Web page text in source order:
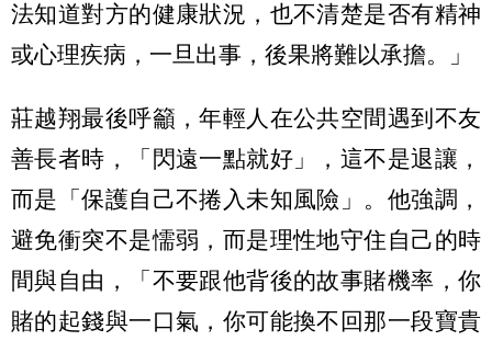
法知道對方的健康狀況，也不清楚是否有精神
或心理疾病，一旦出事，後果將難以承擔。」
莊越翔最後呼籲，年輕人在公共空間遇到不友
善長者時，「閃遠一點就好」，這不是退讓，
而是「保護自己不捲入未知風險」。他強調，
避免衝突不是懦弱，而是理性地守住自己的時
間與自由，「不要跟他背後的故事賭機率，你
賭的起錢與一口氣，你可能換不回那一段寶貴